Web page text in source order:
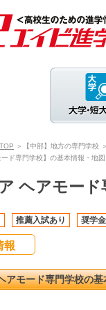
＞【中部】地方の専門学校
ード専門学校】の基本情報・地
ヘアモード
推薦入試あり 奨学
報
アモード専門学校の基